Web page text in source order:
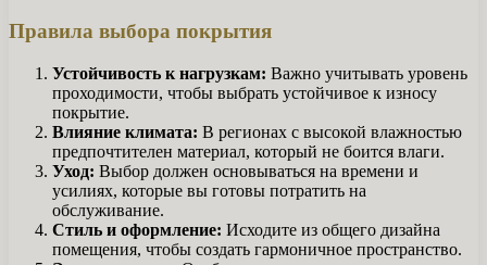
Правила выбора покрытия
Устойчивость к нагрузкам: Важно учитывать уровень
проходимости, чтобы выбрать устойчивое к износу
покрытие.
Влияние климата: В регионах с высокой влажностью
предпочтителен материал, который не боится влаги.
Уход: Выбор должен основываться на времени и
усилиях, которые вы готовы потратить на
обслуживание.
Стиль и оформление: Исходите из общего дизайна
помещения, чтобы создать гармоничное пространство.